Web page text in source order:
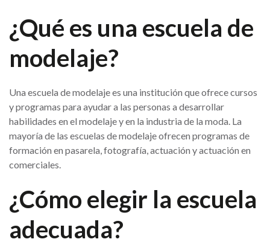
¿Qué es una escuela de
modelaje?
Una escuela de modelaje es una institución que ofrece cursos
y programas para ayudar a las personas a desarrollar
habilidades en el modelaje y en la industria de la moda. La
mayoría de las escuelas de modelaje ofrecen programas de
formación en pasarela, fotografía, actuación y actuación en
comerciales.
¿Cómo elegir la escuela
adecuada?